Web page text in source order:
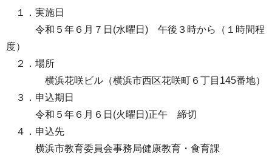
１．実施日
令和５年６月７日(水曜日) 午後３時から（１時間程
度）
２．場所
横浜花咲ビル（横浜市西区花咲町６丁目145番地）
３．申込期日
令和５年６月６日(火曜日)正午 締切
４．申込先
横浜市教育委員会事務局健康教育・食育課